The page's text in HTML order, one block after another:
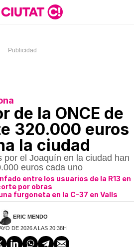
de la ONCE de
320.000 euros
la ciudad
por el Joaquín en la ciudad han
euros cada uno
entre los usuarios de la R13 en
por obras
furgoneta en la C-37 en Valls
ERIC MENDO
DE 2026 A LAS 20:38H